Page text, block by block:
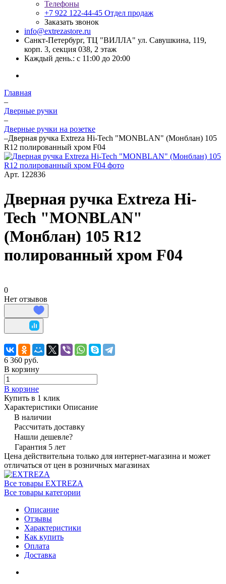
Телефоны
+7 922 122-44-45 Отдел продаж
Заказать звонок
info@extrezastore.ru
Санкт-Петербург, ТЦ "ВИЛЛА" ул. Савушкина, 119,
корп. 3, секция 038, 2 этаж
Каждый день.: с 11:00 до 20:00
Главная
–
Дверные ручки
–
Дверные ручки на розетке
–Дверная ручка Extreza Hi-Tech "MONBLAN" (Монблан) 105
R12 полированный хром F04
Арт. 122836
Дверная ручка Extreza Hi-
Tech "MONBLAN"
(Монблан) 105 R12
полированный хром F04
0
Нет отзывов
6 360 руб.
В корзину
В корзине
Купить в 1 клик
Характеристики Описание
В наличии
Рассчитать доставку
Нашли дешевле?
Гарантия 5 лет
Цена действительна только для интернет-магазина и может
отличаться от цен в розничных магазинах
Все товары EXTREZA
Все товары категории
Описание
Отзывы
Характеристики
Как купить
Оплата
Доставка